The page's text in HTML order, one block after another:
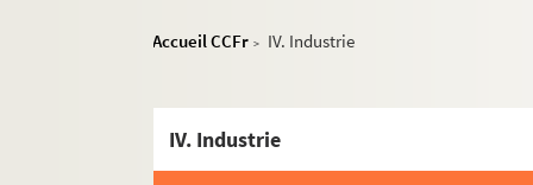
Accueil CCFr > IV. Industrie
IV. Industrie